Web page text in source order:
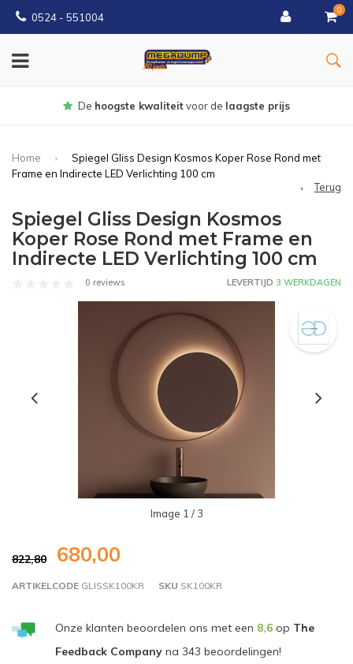
0524 - 551004
0
Gratisbezorgd vanaf €150
Home
Spiegel Gliss Design Kosmos Koper Rose Rond met
Frame en Indirecte LED Verlichting 100 cm
Terug
Spiegel Gliss Design Kosmos
Koper Rose Rond met Frame en
Indirecte LED Verlichting 100 cm
0 reviews LEVERTIJD 3 WERKDAGEN
Image 1 / 3
822,80 680,00
ARTIKELCODE GLISSK100KR SKU SK100KR
Onze klanten beoordelen ons met een 8,6op The
Feedback Companyna 343 beoordelingen!